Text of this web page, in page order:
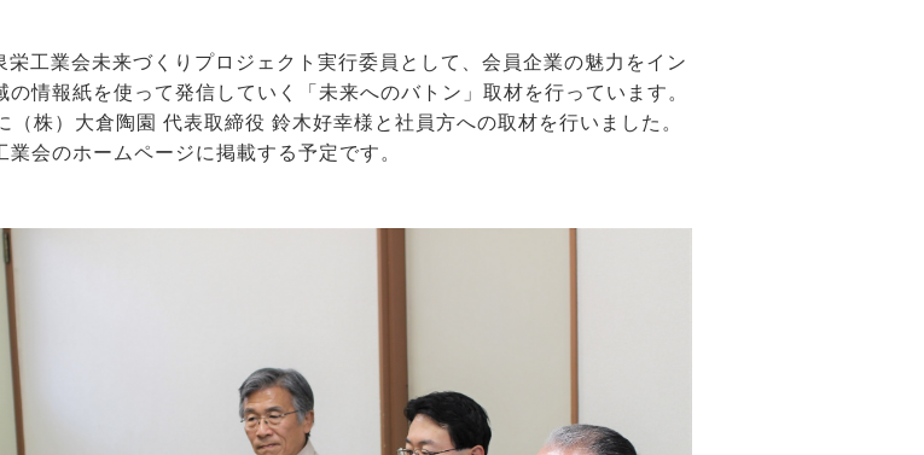
栄工業会未来づくりプロジェクト実行委員として、会員企業の魅力をイン
の情報紙を使って発信していく「未来へのバトン」取材を行っています。
（株）大倉陶園 代表取締役 鈴木好幸様と社員方への取材を行いました。
業会のホームページに掲載する予定です。